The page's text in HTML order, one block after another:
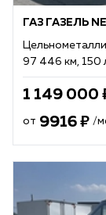
ГАЗ ГАЗЕЛЬ
97 446 км, 150
1 149 000
от 9916 /